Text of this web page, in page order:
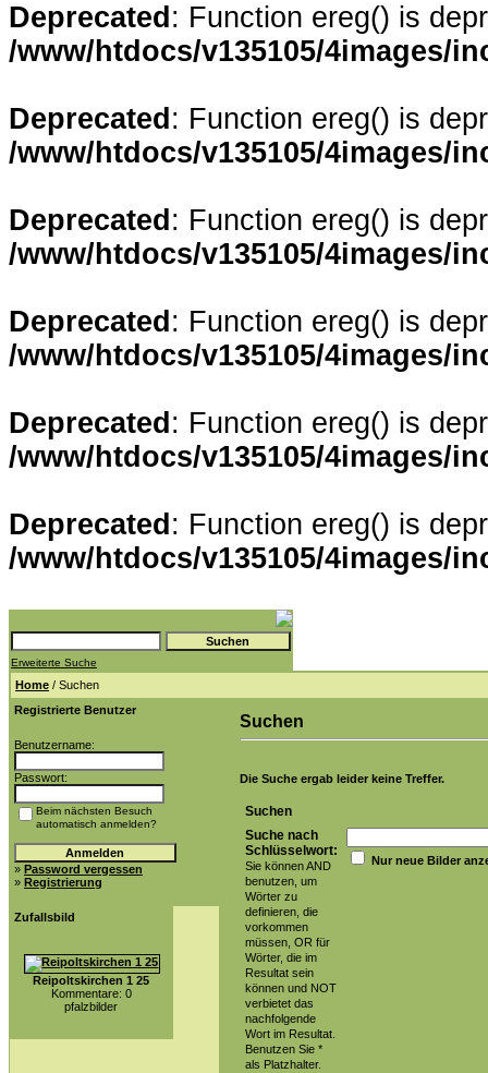
Deprecated : Function ereg() is
/www/htdocs/v135105/4images/
Deprecated : Function ereg() is
/www/htdocs/v135105/4images/
Deprecated : Function ereg() is
/www/htdocs/v135105/4images/
Deprecated : Function ereg() is
/www/htdocs/v135105/4images/
Deprecated : Function ereg() is
/www/htdocs/v135105/4images/
Deprecated : Function ereg() is
/www/htdocs/v135105/4images/
Erweiterte Suche
Home / Suchen
Registrierte Benutzer
Benutzername:
Passwort:
Beim nächsten Besuch
automatisch anmelden?
» Password vergessen
» Registrierung
Zufallsbild
Reipoltskirchen 1 25
Kommentare: 0
pfalzbilder
Suchen
Die Suche ergab leider keine Treffer.
Suchen
Suche nach
Schlüsselwort:
Sie können AND
benutzen, um
Wörter zu
definieren, die
vorkommen
müssen, OR für
Wörter, die im
Resultat sein
können und NOT
verbietet das
nachfolgende
Wort im Resultat.
Benutzen Sie *
als Platzhalter.
Nur neue Bilder